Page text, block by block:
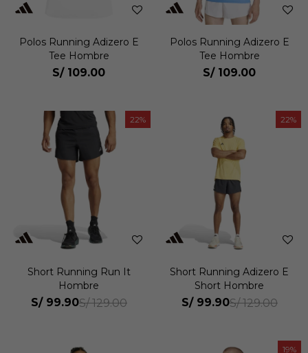
Polos Running Adizero E
Tee Hombre
S/ 109.00
Polos Running Adizero E
Tee Hombre
S/ 109.00
22
Short Running Run It
Hombre
S/ 99.90S/ 129.00
22
Short Running Adizero E
Short Hombre
S/ 99.90S/ 129.00
19